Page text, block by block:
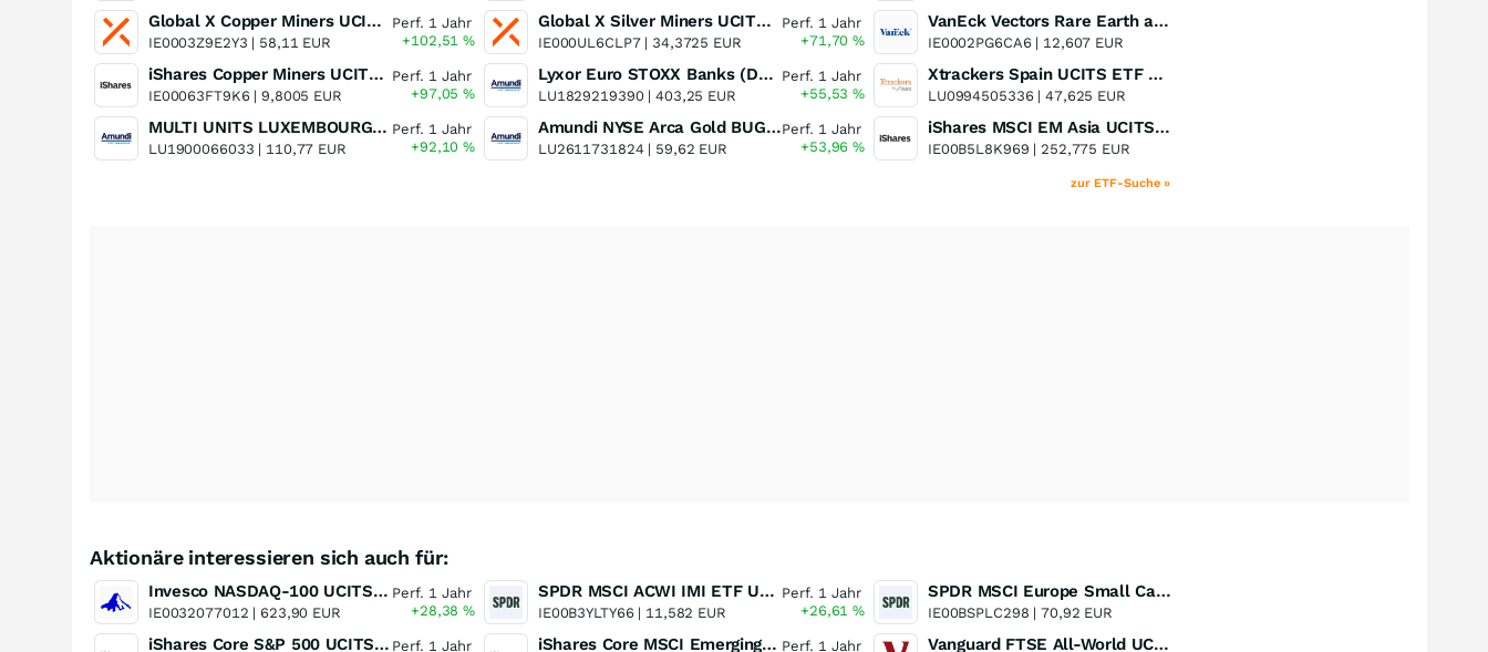
Global X Copper Miners UCITS ETF USD Acc
IE0003Z9E2Y3 | 58,11 EUR
Perf. 1 Jahr
+102,51%
iShares Copper Miners UCITS ETF
IE00063FT9K6 |9,8005 EUR
Perf. 1 Jahr
+97,05%
MULTI UNITS LUXEMBOURG - Lyxor MSCI Semiconductors ESG Filtered
LU1900066033 | 110,77 EUR
Perf. 1 Jahr
+92,10%
Global X Silver Miners UCITS ETF
IE000UL6CLP7 | 34,3725 EUR
Perf. 1 Jahr
+71,70%
Lyxor Euro STOXX Banks (DR) UCITS ETF- Acc
LU1829219390 |403,25 EUR
Perf. 1 Jahr
+55,53%
Amundi NYSE Arca Gold BUGS UCITS ETF Dist
LU2611731824 | 59,62 EUR
Perf. 1 Jahr
+53,96%
VanEck Vectors Rare Earth and Strategic Metals UCITS ETF
IE0002PG6CA6 | 12,607 EUR
Xtrackers Spain UCITS ETF Distribution
LU0994505336 |47,625 EUR
iShares MSCI EM Asia UCITS ETF
IE00B5L8K969 | 252,775 EUR
zur ETF-Suche »
Aktionäre interessieren sich auch für:
Invesco NASDAQ-100 UCITS ETF
IE0032077012 | 623,90 EUR
Perf. 1 Jahr
+28,38%
iShares Core S&P 500 UCITS ETF Perf. 1 Jahr
SPDR MSCI ACWI IMI ETF UCITS
IE00B3YLTY66 | 11,582 EUR
Perf. 1 Jahr
+26,61%
iShares Core MSCI Emerging Markets IMI UCITS ETF Perf. 1 Jahr
SPDR MSCI Europe Small Cap Value Weighted UCITS ETF
IE00BSPLC298 |70,92 EUR
Vanguard FTSE All-World UCITS ETF (USD) Accumulating